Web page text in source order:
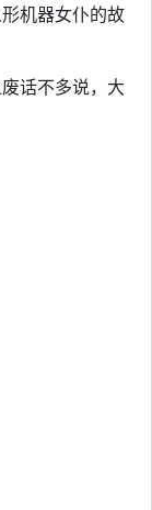
机器女仆的故
话不多说，大